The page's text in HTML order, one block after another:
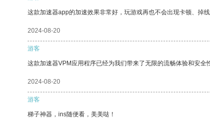
这款加速器app的加速效果非常好，玩游戏再也不会出现卡顿、掉
2024-08-20
游客
这款加速器VPM应用程序已经为我们带来了无限的流畅体验和安全
2024-08-20
游客
梯子神器，ins随便看，美美哒！